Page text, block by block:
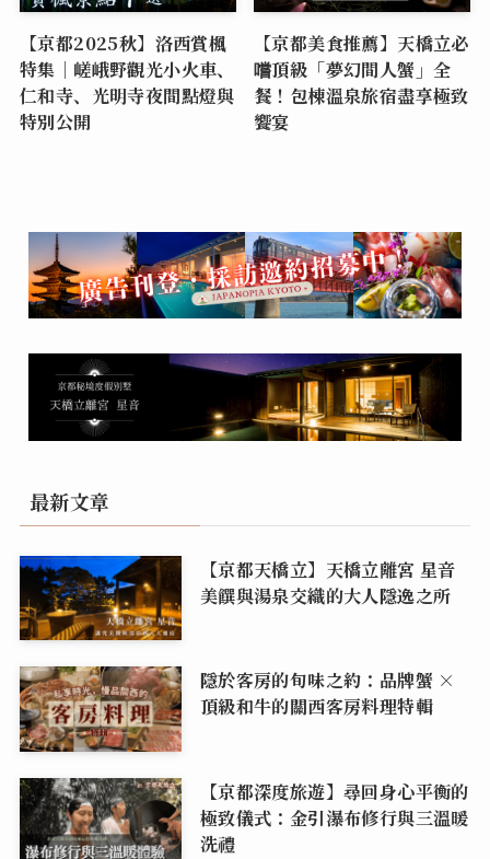
【京都2025秋】洛西賞楓
特集｜嵯峨野觀光小火車、
仁和寺、光明寺夜間點燈與
特別公開
【京都美食推薦】天橋立必
嚐頂級「夢幻間人蟹」全
餐！包棟溫泉旅宿盡享極致
饗宴
最新文章
【京都天橋立】天橋立離宮 星音
美饌與湯泉交織的大人隱逸之所
隱於客房的旬味之約：品牌蟹 ×
頂級和牛的關西客房料理特輯
【京都深度旅遊】尋回身心平衡的
極致儀式：金引瀑布修行與三溫暖
洗禮